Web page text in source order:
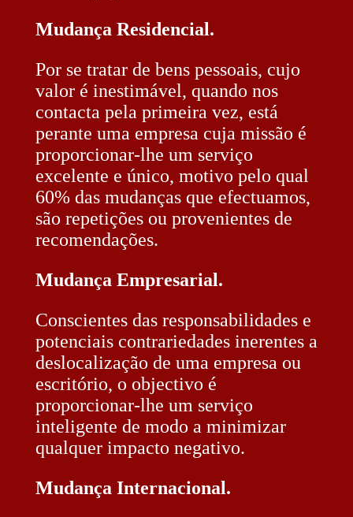
Mudança Residencial.
Por se tratar de bens pessoais, cujo
valor é inestimável, quando nos
contacta pela primeira vez, está
perante uma empresa cuja missão é
proporcionar-lhe um serviço
excelente e único, motivo pelo qual
60% das mudanças que efectuamos,
são repetições ou provenientes de
recomendações.
Mudança Empresarial.
Conscientes das responsabilidades e
potenciais contrariedades inerentes a
deslocalização de uma empresa ou
escritório, o objectivo é
proporcionar-lhe um serviço
inteligente de modo a minimizar
qualquer impacto negativo.
Mudança Internacional.